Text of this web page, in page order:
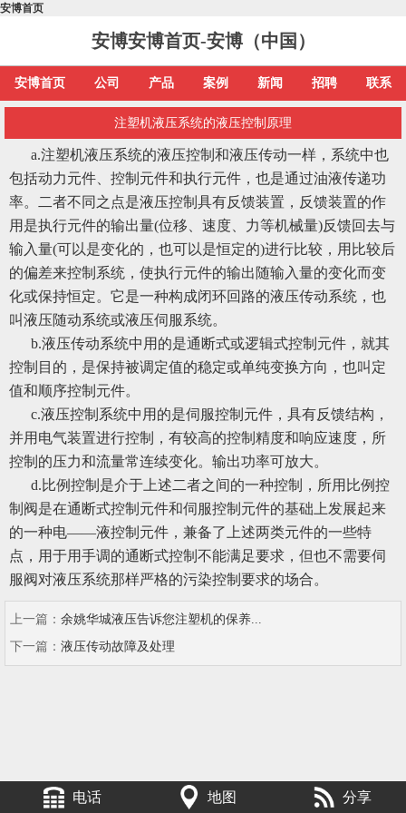
安博首页
安博安博首页-安博（中国）
安博首页 公司 产品 案例 新闻 招聘 联系
注塑机液压系统的液压控制原理
a.注塑机液压系统的液压控制和液压传动一样，系统中也
包括动力元件、控制元件和执行元件，也是通过油液传递功
率。二者不同之点是液压控制具有反馈装置，反馈装置的作
用是执行元件的输出量(位移、速度、力等机械量)反馈回去与
输入量(可以是变化的，也可以是恒定的)进行比较，用比较后
的偏差来控制系统，使执行元件的输出随输入量的变化而变
化或保持恒定。它是一种构成闭环回路的液压传动系统，也
叫液压随动系统或液压伺服系统。
b.液压传动系统中用的是通断式或逻辑式控制元件，就其
控制目的，是保持被调定值的稳定或单纯变换方向，也叫定
值和顺序控制元件。
c.液压控制系统中用的是伺服控制元件，具有反馈结构，
并用电气装置进行控制，有较高的控制精度和响应速度，所
控制的压力和流量常连续变化。输出功率可放大。
d.比例控制是介于上述二者之间的一种控制，所用比例控
制阀是在通断式控制元件和伺服控制元件的基础上发展起来
的一种电――液控制元件，兼备了上述两类元件的一些特
点，用于用手调的通断式控制不能满足要求，但也不需要伺
服阀对液压系统那样严格的污染控制要求的场合。
上一篇： 余姚华城液压告诉您注塑机的保养...
下一篇： 液压传动故障及处理
电话 地图 分享